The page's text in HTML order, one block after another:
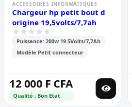
ACCESSOIRES INFORMATIQUES
Chargeur hp petit bout d
origine 19,5volts/7,7ah
Puissance: 200w 19.5Volts/7,7Ah
Modèle Petit connecteur
12 000 F CFA
Qualité : Bon Etat